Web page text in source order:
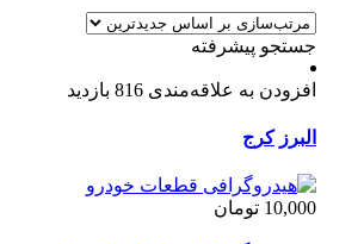
جستجو پیشرفته
افزودن به علاقه‌مندی 816 بازدید
البرز کرج
10,000 تومان